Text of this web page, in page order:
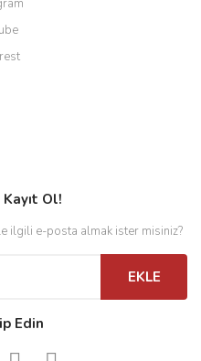
Ol!
ilgili e-posta almak ister misiniz?
EKLE
Edin